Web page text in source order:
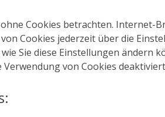
Cookies betrachten. Internet-
Cookies jederzeit über die
Sie diese Einstellungen ändern
von Cookies